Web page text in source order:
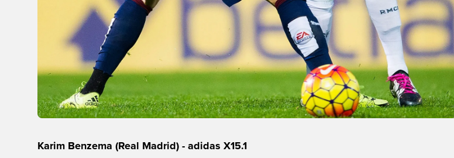
Karim Benzema (Real Madrid) - adidas X15.1